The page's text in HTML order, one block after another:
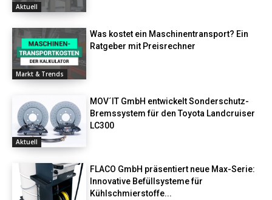
Aktuell
Markt & Trends
Was kostet ein Maschinentransport? Ein
Ratgeber mit Preisrechner
Aktuell
MOV´IT GmbH entwickelt Sonderschutz-
Bremssystem für den Toyota Landcruiser
LC300
FLACO GmbH präsentiert neue Max-Serie:
Innovative Befüllsysteme für
Kühlschmierstoffe...